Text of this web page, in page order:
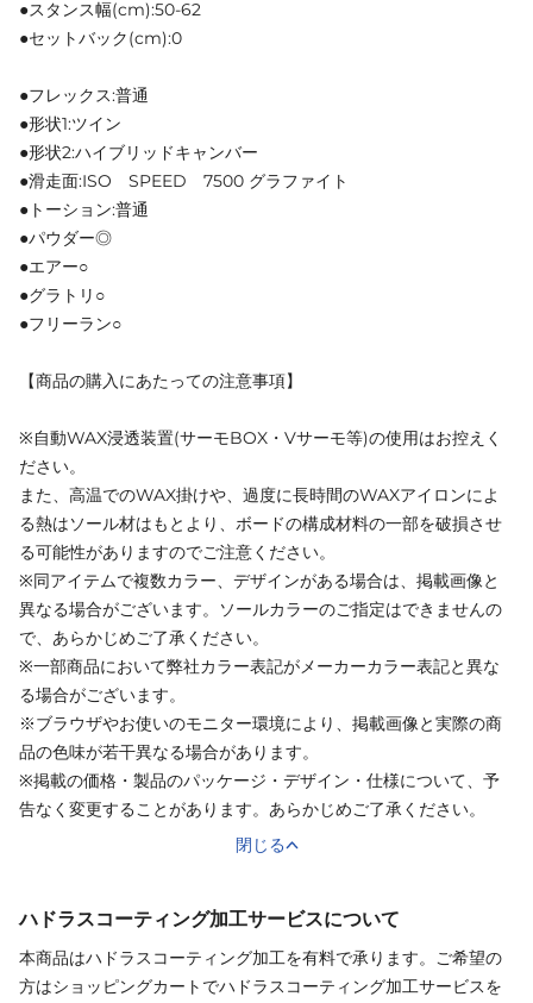
●スタンス幅(cm):50-62
●セットバック(cm):0
●フレックス:普通
●形状1:ツイン
●形状2:ハイブリッドキャンバー
●滑走面:ISO SPEED 7500 グラファイト
●トーション:普通
●パウダー◎
●エアー○
●グラトリ○
●フリーラン○
【商品の購入にあたっての注意事項】
※自動WAX浸透装置(サーモBOX・Vサーモ等)の使用はお控えく
ださい。
また、高温でのWAX掛けや、過度に長時間のWAXアイロンによ
る熱はソール材はもとより、ボードの構成材料の一部を破損させ
る可能性がありますのでご注意ください。
※同アイテムで複数カラー、デザインがある場合は、掲載画像と
異なる場合がございます。ソールカラーのご指定はできませんの
で、あらかじめご了承ください。
※一部商品において弊社カラー表記がメーカーカラー表記と異な
る場合がございます。
※ブラウザやお使いのモニター環境により、掲載画像と実際の商
品の色味が若干異なる場合があります。
※掲載の価格・製品のパッケージ・デザイン・仕様について、予
告なく変更することがあります。あらかじめご了承ください。
閉じる
ハドラスコーティング加工サービスについて
本商品はハドラスコーティング加工を有料で承ります。ご希望の
方はショッピングカートでハドラスコーティング加工サービスを